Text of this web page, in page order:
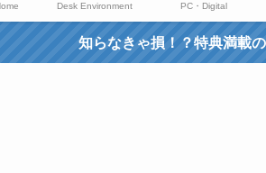
Desk Environment PC・Digital
知らなきゃ損！？特典満載